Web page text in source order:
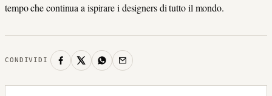
tempo che continua a ispirare i designers di tutto il mondo.
CONDIVIDI